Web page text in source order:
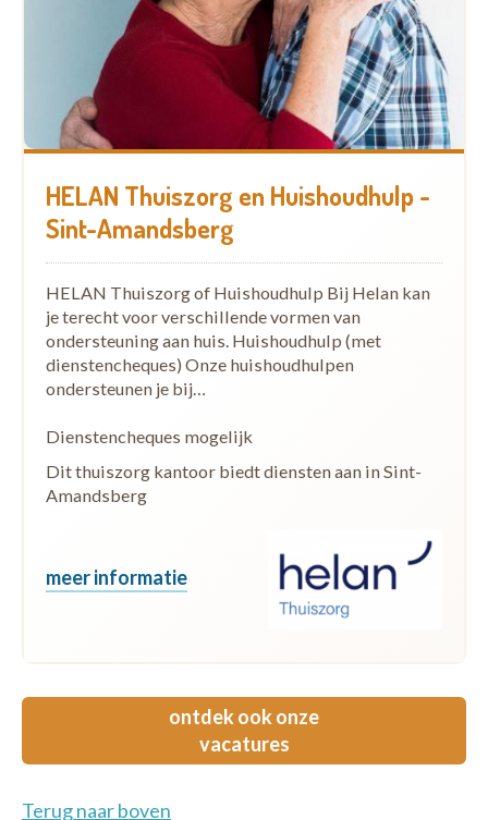
HELAN Thuiszorg en Huishoudhulp -
Sint-Amandsberg
HELAN Thuiszorg of Huishoudhulp Bij Helan kan
je terecht voor verschillende vormen van
ondersteuning aan huis. Huishoudhulp (met
dienstencheques) Onze huishoudhulpen
ondersteunen je bij…
Dienstencheques mogelijk
Dit thuiszorg kantoor biedt diensten aan in Sint-
Amandsberg
meer informatie
ontdek ook onze
vacatures
Terug naar boven